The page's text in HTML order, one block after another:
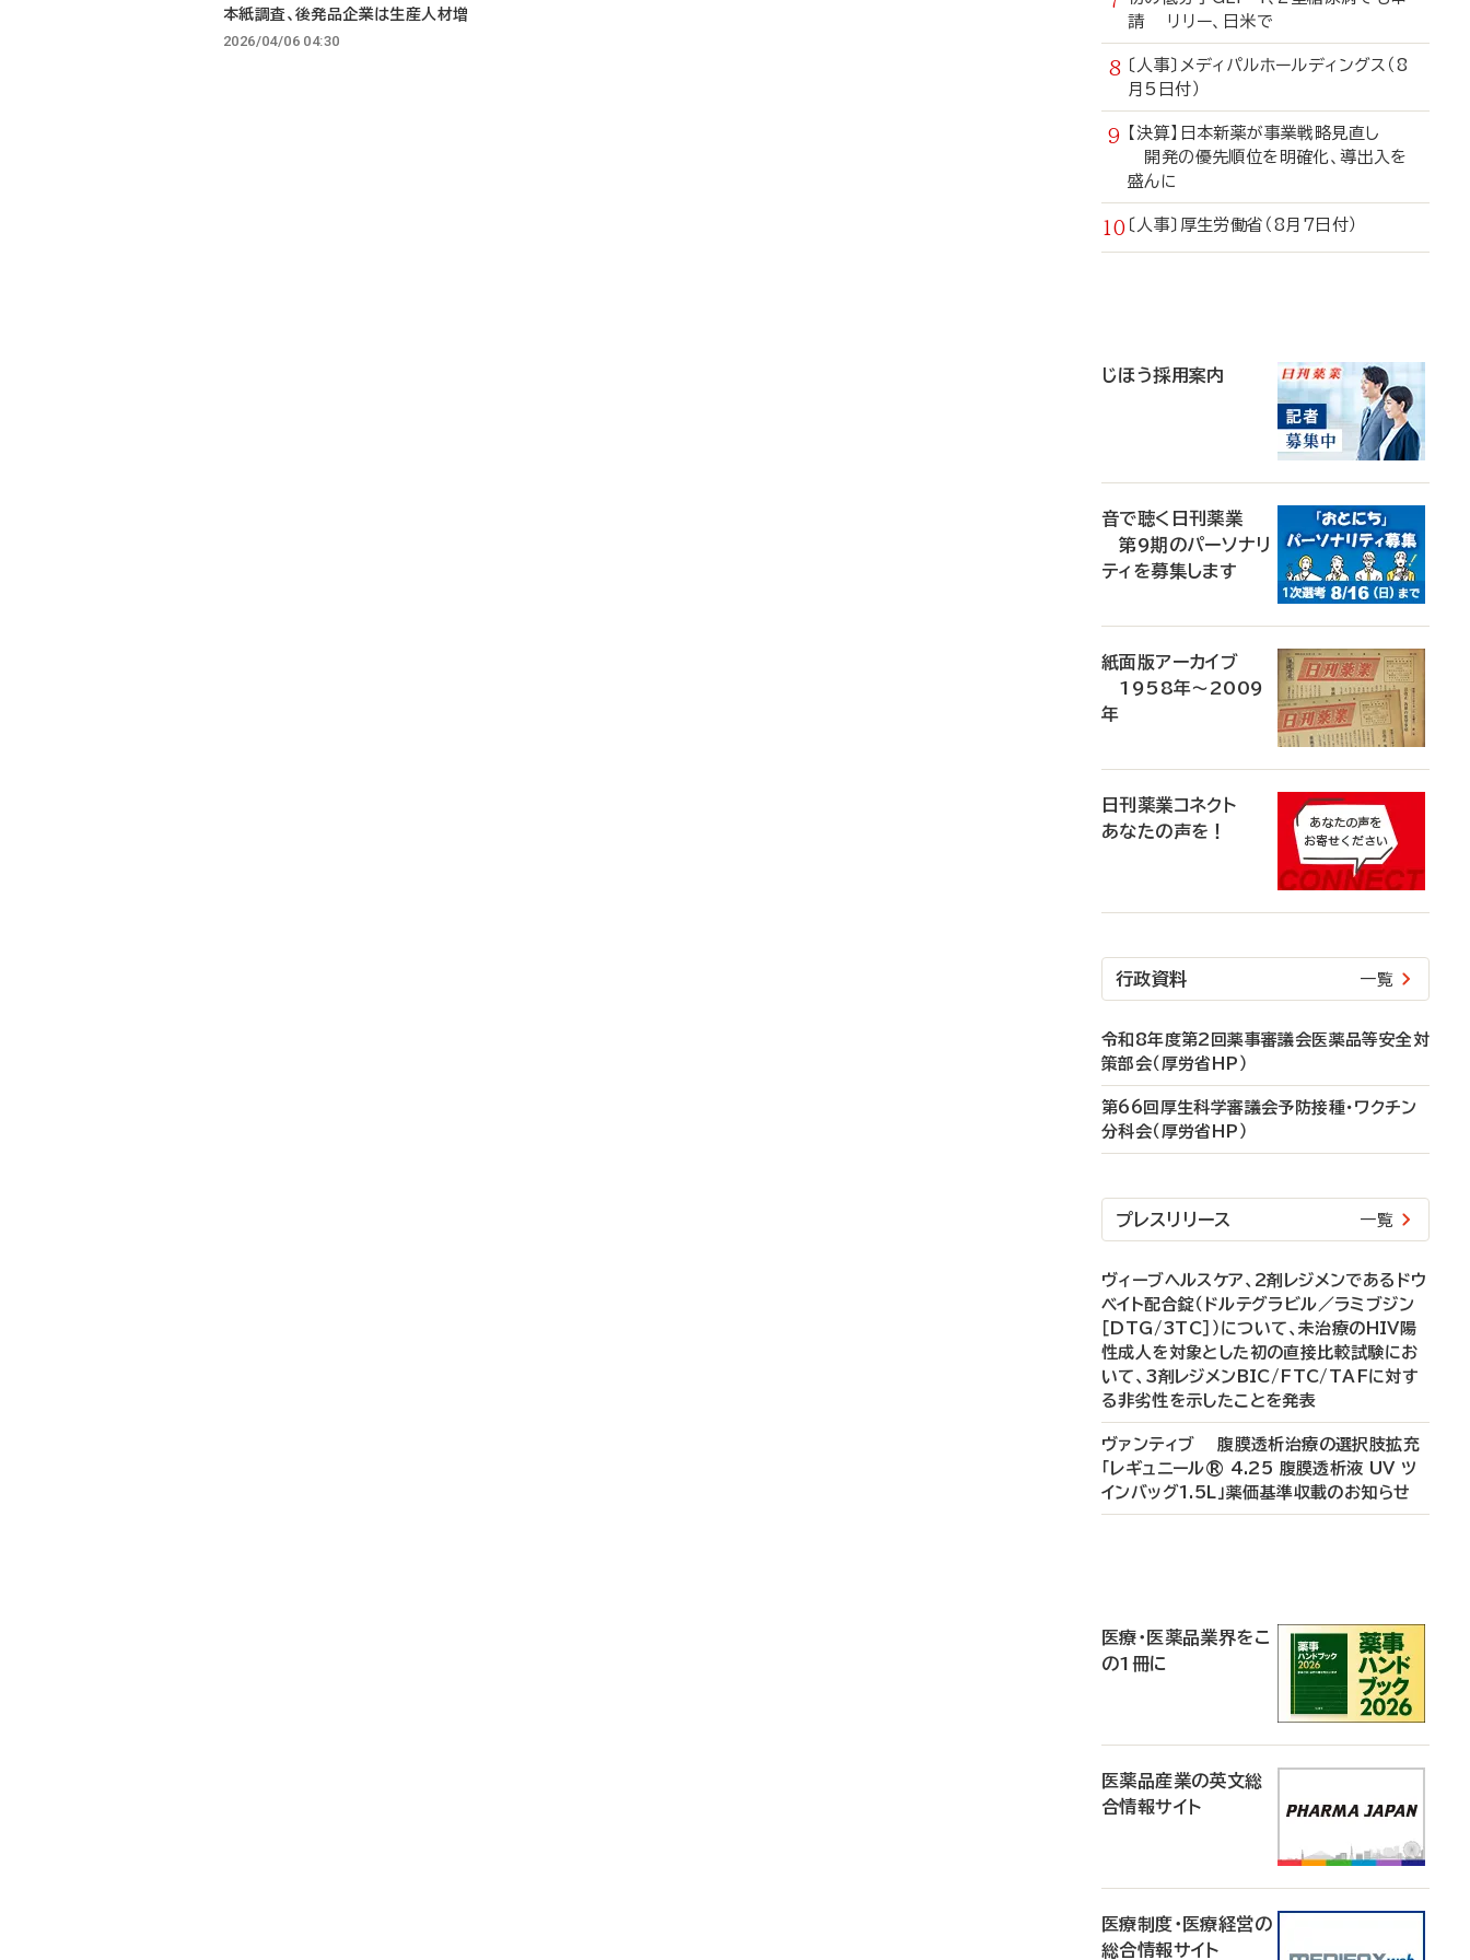
本紙調査、後発品企業は生産人材増
2026/04/06 04:30
請 リリー、日米で
〔人事〕メディパルホールディングス（8
月5日付）
【決算】日本新薬が事業戦略見直し
開発の優先順位を明確化、導出入を
盛んに
〔人事〕厚生労働省（8月7日付）
じほう採用案内
音で聴く日刊薬業
第9期のパーソナリ
ティを募集します
紙面版アーカイブ
1958年～2009
年
日刊薬業コネクト
あなたの声を！
行政資料 一覧
令和8年度第2回薬事審議会医薬品等安全対
策部会（厚労省HP）
第66回厚生科学審議会予防接種・ワクチン
分科会（厚労省HP）
プレスリリース 一覧
ヴィーブヘルスケア、2剤レジメンであるドウ
ベイト配合錠（ドルテグラビル／ラミブジン
［DTG/3TC］）について、未治療のHIV陽
性成人を対象とした初の直接比較試験にお
いて、3剤レジメンBIC/FTC/TAFに対す
る非劣性を示したことを発表
ヴァンティブ 腹膜透析治療の選択肢拡充
「レギュニール® 4.25 腹膜透析液 UV ツ
インバッグ1.5L」薬価基準収載のお知らせ
医療・医薬品業界をこ
の1冊に
医薬品産業の英文総
合情報サイト
医療制度・医療経営の
総合情報サイト